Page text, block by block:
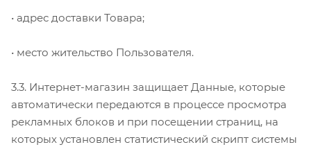
• адрес доставки Товара;
• место жительство Пользователя.
3.3. Интернет-магазин защищает Данные, которые
автоматически передаются в процессе просмотра
рекламных блоков и при посещении страниц, на
которых установлен статистический скрипт системы